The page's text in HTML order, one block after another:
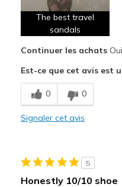
Breathe Well
Comfortable
Les meilleures
Travel
Width
The best travel
sandals
Continuer les achats
Est-ce que cet avis est
0 0
Signaler cet avis
5
Honestly 10/10 shoe